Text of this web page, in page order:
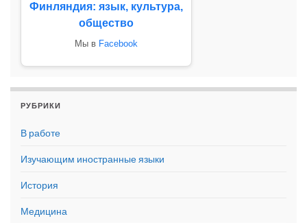
Финляндия: язык, культура,
общество
Мы в Facebook
РУБРИКИ
В работе
Изучающим иностранные языки
История
Медицина